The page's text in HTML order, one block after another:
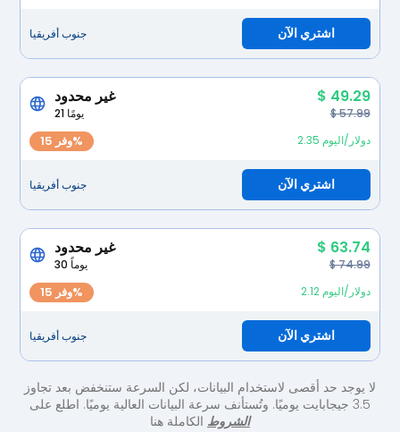
جنوب أفريقيا اشتري الآن
غير محدود $ 49.29
21 يومًا $ 57.99
وفر 15% 2.35 دولار/اليوم
جنوب أفريقيا اشتري الآن
غير محدود $ 63.74
30 يوماً $ 74.99
وفر 15% 2.12 دولار/اليوم
جنوب أفريقيا اشتري الآن
لا يوجد حد أقصى لاستخدام البيانات، لكن السرعة ستنخفض بعد تجاوز
3.5 جيجابايت يوميًا. وتُستأنف سرعة البيانات العالية يوميًا. اطلع على
الشروط الكاملة هنا